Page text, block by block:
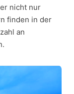
nicht nur
finden in der
an